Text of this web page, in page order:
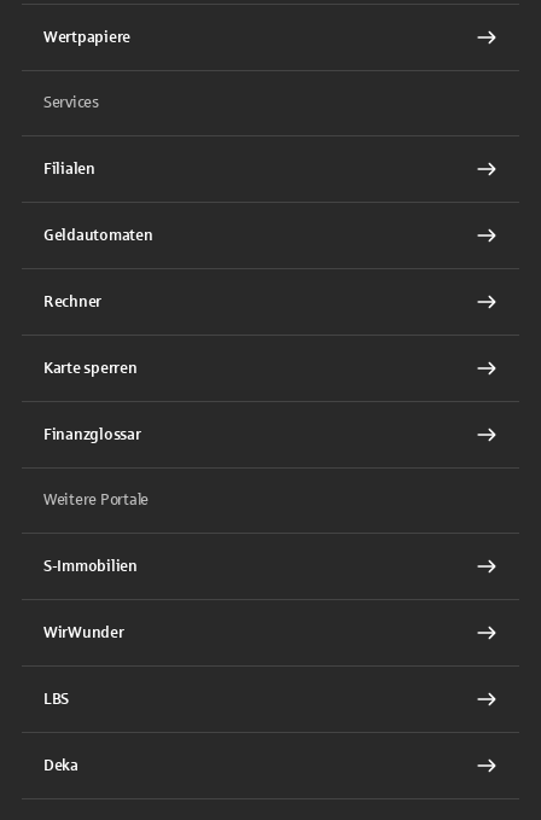
Wertpapiere
Services
Filialen
Geldautomaten
Rechner
Karte sperren
Finanzglossar
Weitere Portale
S-Immobilien
WirWunder
LBS
Deka